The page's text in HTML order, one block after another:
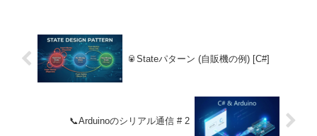
🥫Stateパターン (自販機の例) [C#]
📞Arduinoのシリアル通信 # 2